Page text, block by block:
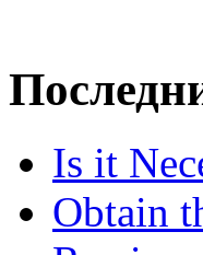
Is it
Obtain